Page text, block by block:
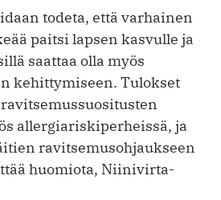
todeta, että varhainen
paitsi lapsen kasvulle ja
saattaa olla myös
kehittymiseen. Tulokset
allergiariskiperheissä, ja
ravitsemusohjaukseen
huomiota, Niinivirta-